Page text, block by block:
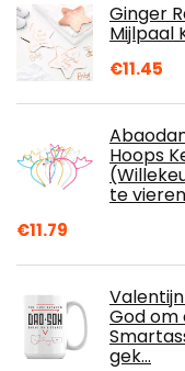
Ginger
Mijlpaal
€11.45
Hoops
te vieren
€11.79
God om
gek…